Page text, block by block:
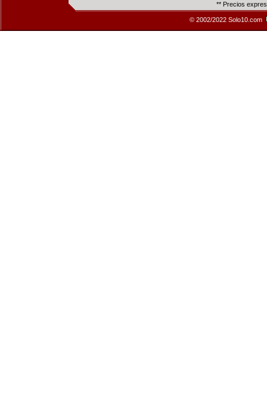
** Precios
© 2002/2022 Solo10.com